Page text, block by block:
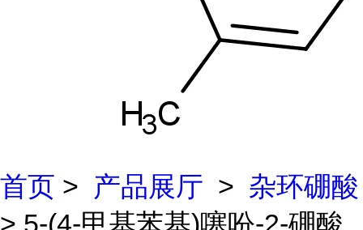
首页 > 产品展厅 > 杂环硼酸
> 5-(4-甲基苯基)噻吩-2-硼酸